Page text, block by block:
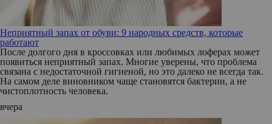
Неприятный запах от обуви: 9 народных средств, которые
работают
После долгого дня в кроссовках или любимых лоферах может
появиться неприятный запах. Многие уверены, что проблема
связана с недостаточной гигиеной, но это далеко не всегда так.
На самом деле виновником чаще становятся бактерии, а не
чистоплотность человека.
вчера